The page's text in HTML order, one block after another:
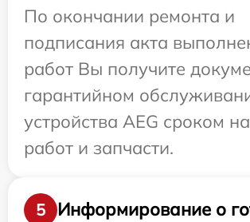
По окончании ремонта и
подписания акта
работ Вы получите
гарантийном
устройства AEG сроком
работ и запчасти.
5
Информирование о